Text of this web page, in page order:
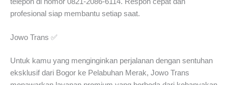
profesional siap membantu setiap saat.
Jowo Trans ✅
Untuk kamu yang menginginkan perjalanan dengan sentuhan
eksklusif dari Bogor ke Pelabuhan Merak, Jowo Trans